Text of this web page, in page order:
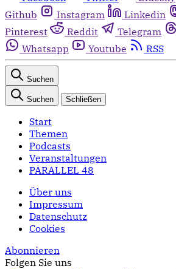
Github
Instagram Linkedin
Pinterest
Reddit Telegram
Whatsapp
Youtube RSS
Suchen
Suchen Schließen
Start
Themen
Podcasts
Veranstaltungen
PARALLEL 48
Über uns
Impressum
Datenschutz
Cookies
Abonnieren
Folgen Sie uns